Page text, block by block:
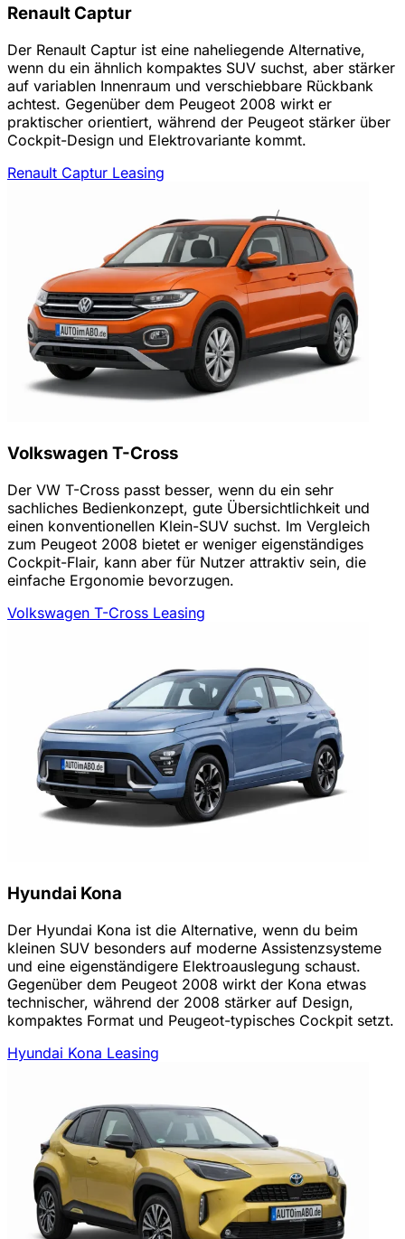
Renault Captur
Der Renault Captur ist eine naheliegende Alternative,
wenn du ein ähnlich kompaktes SUV suchst, aber stärker
auf variablen Innenraum und verschiebbare Rückbank
achtest. Gegenüber dem Peugeot 2008 wirkt er
praktischer orientiert, während der Peugeot stärker über
Cockpit-Design und Elektrovariante kommt.
Renault Captur Leasing
Volkswagen T-Cross
Der VW T-Cross passt besser, wenn du ein sehr
sachliches Bedienkonzept, gute Übersichtlichkeit und
einen konventionellen Klein-SUV suchst. Im Vergleich
zum Peugeot 2008 bietet er weniger eigenständiges
Cockpit-Flair, kann aber für Nutzer attraktiv sein, die
einfache Ergonomie bevorzugen.
Volkswagen T-Cross Leasing
Hyundai Kona
Der Hyundai Kona ist die Alternative, wenn du beim
kleinen SUV besonders auf moderne Assistenzsysteme
und eine eigenständigere Elektroauslegung schaust.
Gegenüber dem Peugeot 2008 wirkt der Kona etwas
technischer, während der 2008 stärker auf Design,
kompaktes Format und Peugeot-typisches Cockpit setzt.
Hyundai Kona Leasing